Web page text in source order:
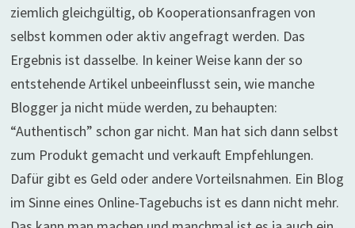
ziemlich gleichgültig, ob Kooperationsanfragen von
selbst kommen oder aktiv angefragt werden. Das
Ergebnis ist dasselbe. In keiner Weise kann der so
entstehende Artikel unbeeinflusst sein, wie manche
Blogger ja nicht müde werden, zu behaupten:
“Authentisch” schon gar nicht. Man hat sich dann selbst
zum Produkt gemacht und verkauft Empfehlungen.
Dafür gibt es Geld oder andere Vorteilsnahmen. Ein Blog
im Sinne eines Online-Tagebuchs ist es dann nicht mehr.